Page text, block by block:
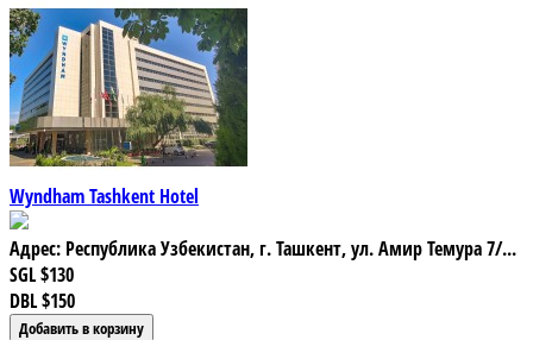
Wyndham Tashkent Hotel
Адрес: Республика Узбекистан, г. Ташкент, ул. Амир Темура 7/...
SGL$130
DBL$150